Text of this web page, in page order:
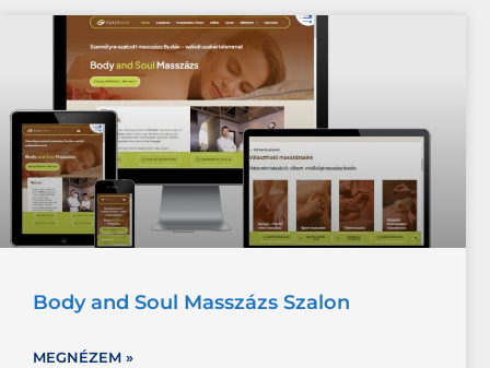
Body and Soul Masszázs Szalon
MEGNÉZEM »